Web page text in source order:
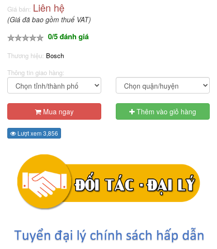
Giá bán: Liên hệ
(Giá đã bao gồm thuế VAT)
0/5 đánh giá
Thương hiệu: Bosch
Thông tin giao hàng:
Mua ngay Thêm vào giỏ hàng
Lượt xem 3,856